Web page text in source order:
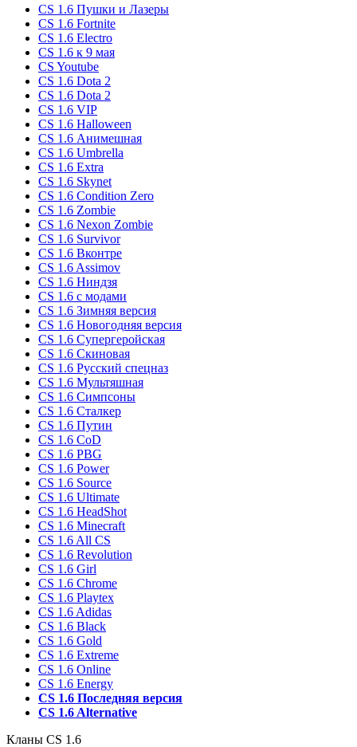
CS 1.6 Пушки и Лазеры
CS 1.6 Fortnite
CS 1.6 Electro
CS 1.6 к 9 мая
CS Youtube
CS 1.6 Dota 2
CS 1.6 Dota 2
CS 1.6 VIP
CS 1.6 Halloween
CS 1.6 Анимешная
CS 1.6 Umbrella
CS 1.6 Extra
CS 1.6 Skynet
CS 1.6 Condition Zero
CS 1.6 Zombie
CS 1.6 Nexon Zombie
CS 1.6 Survivor
CS 1.6 Вконтре
CS 1.6 Assimov
CS 1.6 Ниндзя
CS 1.6 с модами
CS 1.6 Зимняя версия
CS 1.6 Новогодняя версия
CS 1.6 Супергеройская
CS 1.6 Скиновая
CS 1.6 Русский спецназ
CS 1.6 Мультяшная
CS 1.6 Симпсоны
CS 1.6 Сталкер
CS 1.6 Путин
CS 1.6 CoD
CS 1.6 PBG
CS 1.6 Power
CS 1.6 Source
CS 1.6 Ultimate
CS 1.6 HeadShot
CS 1.6 Minecraft
CS 1.6 All CS
CS 1.6 Revolution
CS 1.6 Girl
CS 1.6 Chrome
CS 1.6 Playtex
CS 1.6 Adidas
CS 1.6 Black
CS 1.6 Gold
CS 1.6 Extreme
CS 1.6 Online
CS 1.6 Energy
CS 1.6 Последняя версия
CS 1.6 Alternative
Кланы СS 1.6